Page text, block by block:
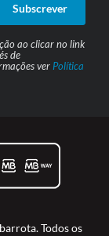
Subscrever
ao clicar no link
de
ver Política
Todos os